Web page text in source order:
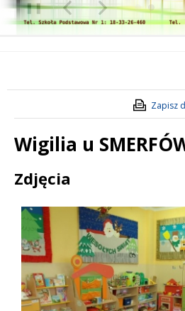
Poprzedni Element
Następny Element
❚❚
Zapisz
Wigilia u
Treść
Zdjęcia